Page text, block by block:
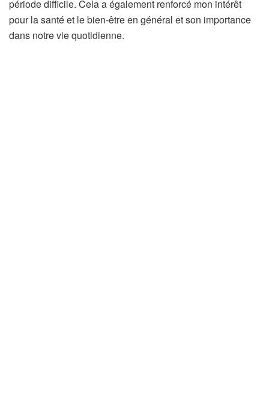
période difficile. Cela a également renforcé mon intérêt
pour la santé et le bien-être en général et son importance
dans notre vie quotidienne.